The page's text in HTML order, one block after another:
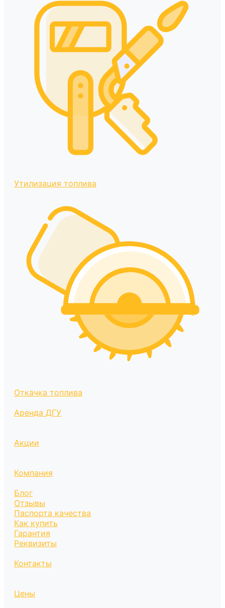
Утилизация топлива
Откачка топлива
Аренда ДГУ
Акции
Компания
Блог
Отзывы
Паспорта качества
Как купить
Гарантия
Реквизиты
Контакты
Цены